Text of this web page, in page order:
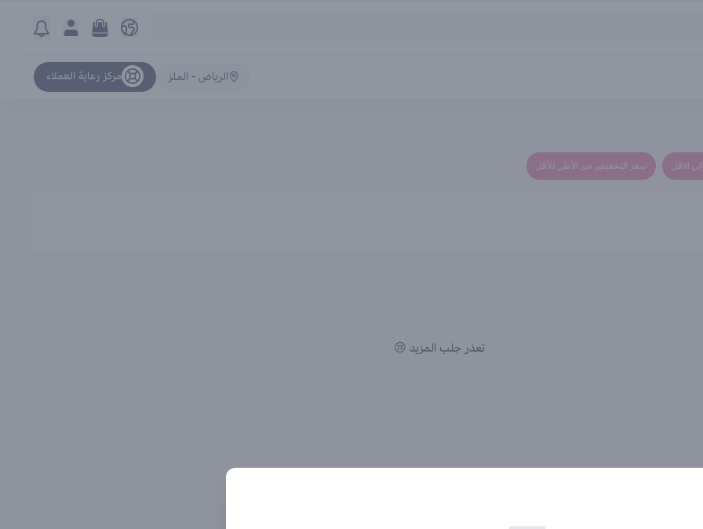
الرياض - الملز مركز رعاية العملاء
الاقل سعر التخفيض من الأعلى للأقل
تعذر جلب المزيد 😢